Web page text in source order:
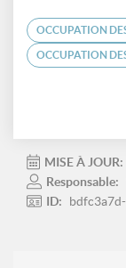
OCCUPATION
OCCUPATION
MISE À JOUR:
Responsable:
ID: